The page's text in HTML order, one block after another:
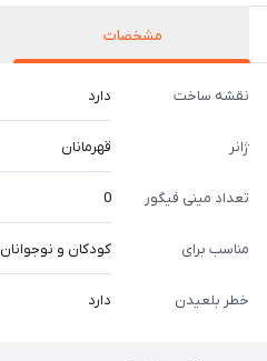
مشخصات
نقشه ساخت دارد
ژانر قهرمانان
تعداد مینی فیگور 0
مناسب برای کودکان و نوجوانان
خطر بلعیدن دارد